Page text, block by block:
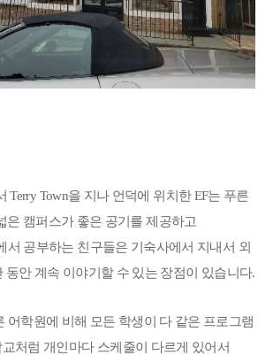
Terry Town을 지나 언덕에 위치한EF는 푸른
은 캠퍼스가 좋은 공기를 제공하고
서 공부하는 친구들은 기숙사에서 지내서 외
동안 계속 이야기할 수 있는 장점이 있습니다.
어학원에 비해 모든 학생이 다 같은 프로그램
처럼 개인마다 스케줄이 다르게 있어서